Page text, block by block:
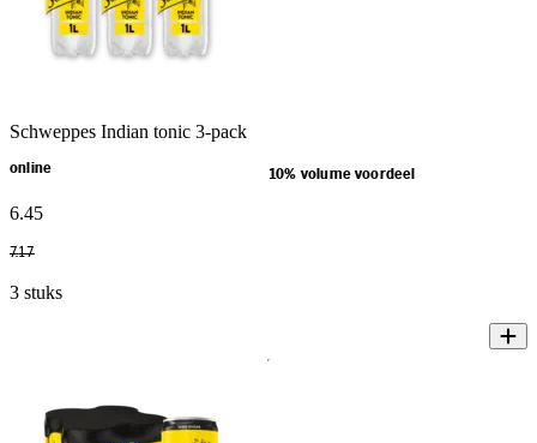
Schweppes Indian tonic 3-pack
online 10% volume voordeel
6.45
7.17
3 stuks